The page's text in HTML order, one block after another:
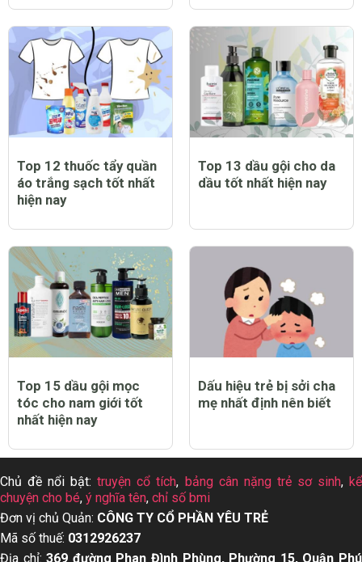
Top 12 thuốc tẩy quần
áo trắng sạch tốt nhất
hiện nay
Top 13 dầu gội cho da
dầu tốt nhất hiện nay
Top 15 dầu gội mọc
tóc cho nam giới tốt
nhất hiện nay
Dấu hiệu trẻ bị sởi cha
mẹ nhất định nên biết
Chủ đề nổi bật:truyện cổ tích, bảng cân nặng trẻ sơ sinh, kể
chuyện cho bé, ý nghĩa tên, chỉ số bmi
Đơn vị chủ Quản: CÔNG TY CỔ PHẦN YÊU TRẺ
Mã số thuế: 0312926237
Địa chỉ:369 đường Phan Đình Phùng, Phường 15, Quận Phú